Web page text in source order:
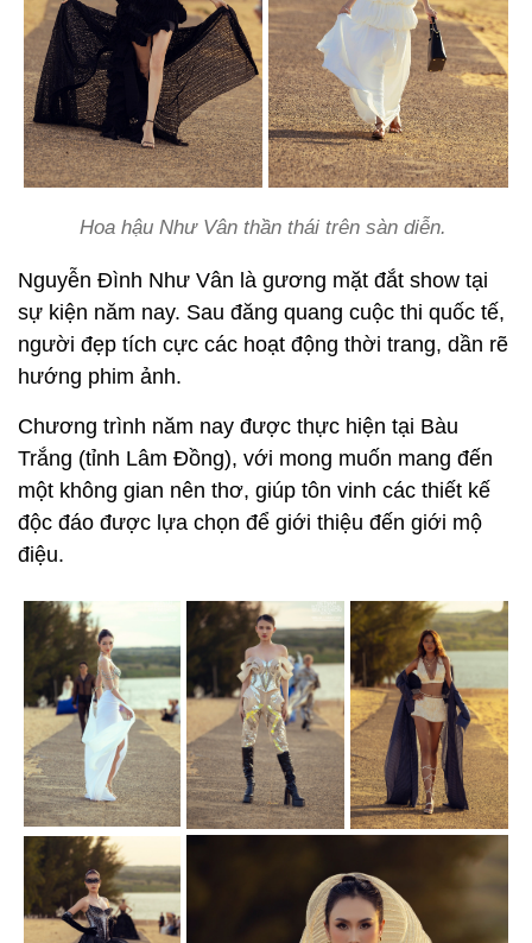
Hoa hậu Như Vân thần thái trên sàn diễn.
Nguyễn Đình Như Vân là gương mặt đắt show tại
sự kiện năm nay. Sau đăng quang cuộc thi quốc tế,
người đẹp tích cực các hoạt động thời trang, dần rẽ
hướng phim ảnh.
Chương trình năm nay được thực hiện tại Bàu
Trắng (tỉnh Lâm Đồng), với mong muốn mang đến
một không gian nên thơ, giúp tôn vinh các thiết kế
độc đáo được lựa chọn để giới thiệu đến giới mộ
điệu.